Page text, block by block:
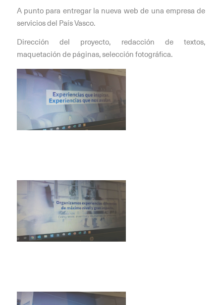
A punto para entregar la nueva web de una empresa de
servicios del País Vasco.
Dirección del proyecto, redacción de textos,
maquetación de páginas, selección fotográfica.